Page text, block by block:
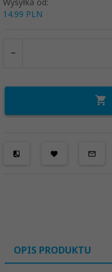
Wysyłka od:
14.99 PLN
OPIS PRODUKTU